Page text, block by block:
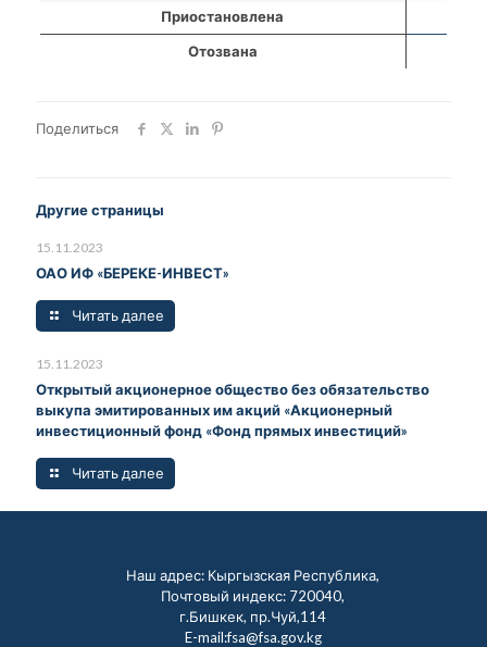
Приостановлена
Отозвана
Поделиться
Другие страницы
15.11.2023
ОАО ИФ «БЕРЕКЕ-ИНВЕСТ»
Читать далее
15.11.2023
Открытый акционерное общество без обязательство
выкупа эмитированных им акций «Акционерный
инвестиционный фонд «Фонд прямых инвестиций»
Читать далее
Наш адрес: Кыргызская Республика,
Почтовый индекс: 720040,
г.Бишкек, пр.Чуй,114
E-mail:fsa@fsa.gov.kg